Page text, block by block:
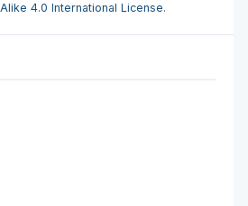
4.0 International License.